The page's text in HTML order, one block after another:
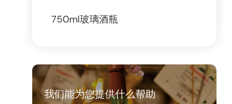
750ml玻璃酒瓶
我们能为您提供什么帮助